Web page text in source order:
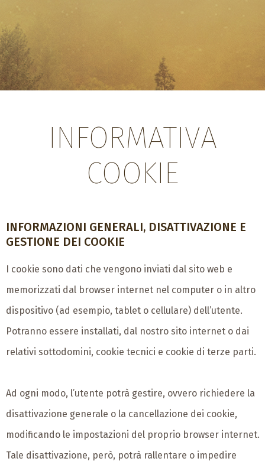
INFORMATIVA
COOKIE
INFORMAZIONI GENERALI, DISATTIVAZIONE E
GESTIONE DEI COOKIE
I cookie sono dati che vengono inviati dal sito web e
memorizzati dal browser internet nel computer o in altro
dispositivo (ad esempio, tablet o cellulare) dell’utente.
Potranno essere installati, dal nostro sito internet o dai
relativi sottodomini, cookie tecnici e cookie di terze parti.
Ad ogni modo, l’utente potrà gestire, ovvero richiedere la
disattivazione generale o la cancellazione dei cookie,
modificando le impostazioni del proprio browser internet.
Tale disattivazione, però, potrà rallentare o impedire